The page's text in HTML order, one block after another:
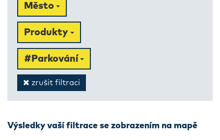
Město
Produkty
#Parkování
zrušit filtraci
Výsledky vaší filtrace se zobrazením na mapě